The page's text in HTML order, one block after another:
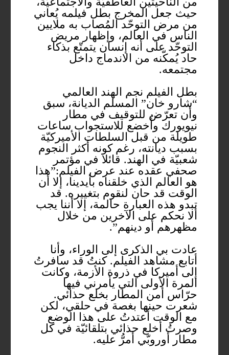
حيث جعل المخرج بطل فيلمه يُعاني
من مرض التوحّد المُصاب به ملايين
الناس في العالم، وإظهار مريض
التوحّد على أنه إنسان يتمتّع بذكاء
حاد يُمكّنه من الاندماج داخل
مجتمعه.
بطل الفيلم نجم الهند العالمي
“شارو خان” المسلم الديانة، سبق
وأن تعرّض للتوقيف في مطار
نيويورك وأُخضع للاستجواب ساعات
طويلة من قبل السلطات الأميركيّة
بسبب ديانته، رغم كونه أكثر النجوم
شعبيّة في الهند. قائلا في مؤتمر
صحفي عقده عند عرض الفيلم:”هذا
هو العالم الذي خلقناه بأيدينا، إلا أن
الوقت قد حان لنقوم بتغييره. قد
تبدو هذه العبارة حالمة، إلا أننا يجب
ألا نحكم على الآخرين من خلال
مظهرهم أو دينهم”.
عادت بي الذكرى إلى الوراء، وأنا
أتابع مشاهد الفيلم. كنتُ قد سافرتُ
إلى أميركا في ذروة الأزمة، وكانت
المرة الأولى التي يأمرني فيها
حرّاس أمن المطار بخلع حذائي.
شعرت حينها بغصة في حلقي، لكن
مع الوقت أعتدتُ على هذا الوضع
وصرتُ أخلع حذائي بتلقائيّة في كل
مطار أوروبّي أمرُّ عليه.